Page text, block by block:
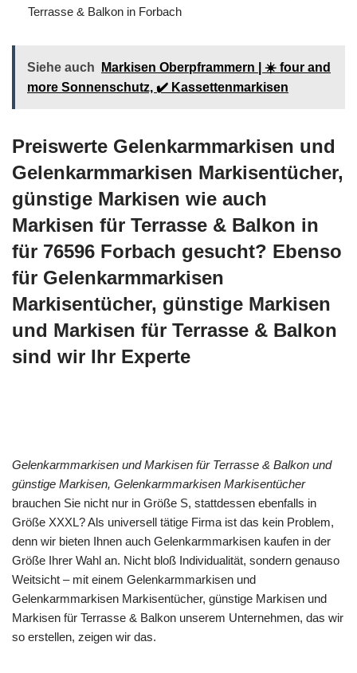
Terrasse & Balkon in Forbach
Siehe auch
Markisen Oberpframmern | ☀️ four and
more Sonnenschutz, ✔️ Kassettenmarkisen
Preiswerte Gelenkarmmarkisen und
Gelenkarmmarkisen Markisentücher,
günstige Markisen wie auch
Markisen für Terrasse & Balkon in
für 76596 Forbach gesucht? Ebenso
für Gelenkarmmarkisen
Markisentücher, günstige Markisen
und Markisen für Terrasse & Balkon
sind wir Ihr Experte
Gelenkarmmarkisen und Markisen für Terrasse & Balkon und
günstige Markisen, Gelenkarmmarkisen Markisentücher
brauchen Sie nicht nur in Größe S, stattdessen ebenfalls in
Größe XXXL? Als universell tätige Firma ist das kein Problem,
denn wir bieten Ihnen auch Gelenkarmmarkisen kaufen in der
Größe Ihrer Wahl an. Nicht bloß Individualität, sondern genauso
Weitsicht – mit einem Gelenkarmmarkisen und
Gelenkarmmarkisen Markisentücher, günstige Markisen und
Markisen für Terrasse & Balkon unserem Unternehmen, das wir
so erstellen, zeigen wir das.